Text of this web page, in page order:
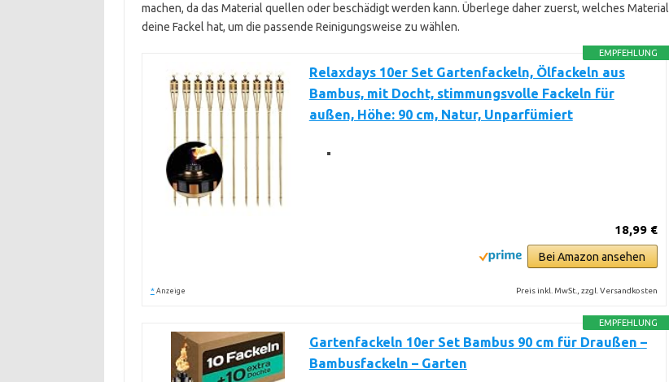
machen, da das Material quellen oder beschädigt werden kann. Überlege daher zuerst, welches Material
deine Fackel hat, um die passende Reinigungsweise zu wählen.
EMPFEHLUNG
Relaxdays 10er Set Gartenfackeln, Ölfackeln aus
Bambus, mit Docht, stimmungsvolle Fackeln für
außen, Höhe: 90 cm, Natur, Unparfümiert
18,99 €
Bei Amazon ansehen
* Anzeige Preis inkl. MwSt., zzgl. Versandkosten
EMPFEHLUNG
Gartenfackeln 10er Set Bambus 90 cm für Draußen –
Bambusfackeln – Garten